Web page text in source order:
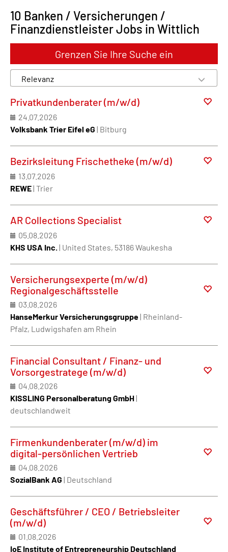
10 Banken / Versicherungen /
Finanzdienstleister Jobs in Wittlich
Grenzen Sie Ihre Suche ein
Privatkundenberater (m/w/d)
24.07.2026
Volksbank Trier Eifel eG | Bitburg
Bezirksleitung Frischetheke (m/w/d)
13.07.2026
REWE| Trier
AR Collections Specialist
05.08.2026
KHS USA Inc.| United States, 53186 Waukesha
Versicherungsexperte (m/w/d)
Regionalgeschäftsstelle
03.08.2026
HanseMerkur Versicherungsgruppe| Rheinland-
Pfalz, Ludwigshafen am Rhein
Financial Consultant / Finanz- und
Vorsorgestratege (m/w/d)
04.08.2026
KISSLING Personalberatung GmbH|
deutschlandweit
Firmenkundenberater (m/w/d) im
digital-persönlichen Vertrieb
04.08.2026
SozialBank AG | Deutschland
Geschäftsführer / CEO / Betriebsleiter
(m/w/d)
01.08.2026
IoE Institute of Entrepreneurship Deutschland